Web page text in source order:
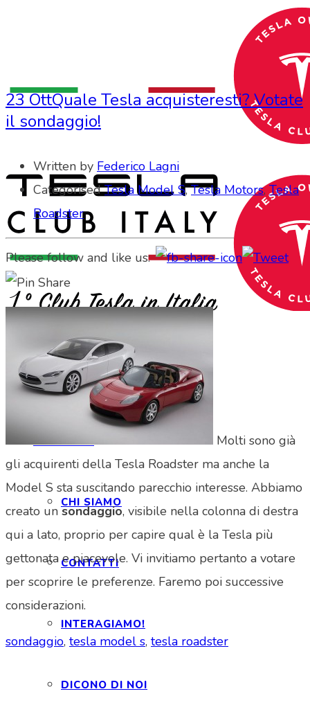
HOME
CHI SIAMO
CHI SIAMO
CONTATTI
INTERAGIAMO!
DICONO DI NOI
23 OttQuale Tesla acquisteresti? Votate
il sondaggio!
Written by Federico Lagni
CategorisedTesla Model S,Tesla Motors,Tesla
Roadster
Please follow and like us:
Molti sono già
gli acquirenti della Tesla Roadster ma anche la
Model S sta suscitando parecchio interesse. Abbiamo
creato unsondaggio, visibile nella colonna di destra
qui a lato, proprio per capire qual è la Tesla più
gettonata e piacevole. Vi invitiamo pertanto a votare
per scoprire le preferenze. Faremo poi successive
considerazioni.
sondaggio, tesla model s, tesla roadster